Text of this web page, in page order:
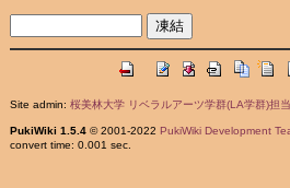
Site admin: 桜美林大学 リベラルアーツ学群(LA学群)担
PukiWiki 1.5.4© 2001-2022 PukiWiki Development
convert time: 0.001 sec.